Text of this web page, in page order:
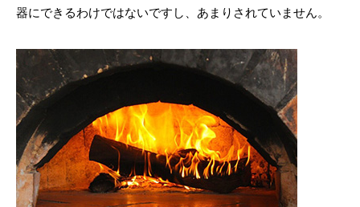
器にできるわけではないですし、あまりされていません。